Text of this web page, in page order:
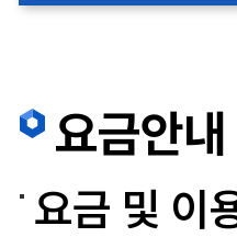
요금안내
요금 및 이